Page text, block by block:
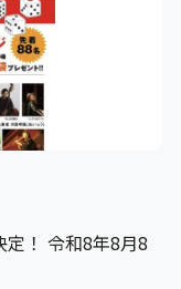
定！ 令和8年8月8